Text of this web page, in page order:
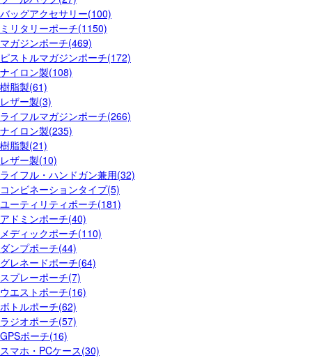
バッグアクセサリー(100)
ミリタリーポーチ(1150)
マガジンポーチ(469)
ピストルマガジンポーチ(172)
ナイロン製(108)
樹脂製(61)
レザー製(3)
ライフルマガジンポーチ(266)
ナイロン製(235)
樹脂製(21)
レザー製(10)
ライフル・ハンドガン兼用(32)
コンビネーションタイプ(5)
ユーティリティポーチ(181)
アドミンポーチ(40)
メディックポーチ(110)
ダンプポーチ(44)
グレネードポーチ(64)
スプレーポーチ(7)
ウエストポーチ(16)
ボトルポーチ(62)
ラジオポーチ(57)
GPSポーチ(16)
スマホ・PCケース(30)